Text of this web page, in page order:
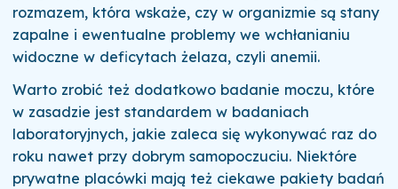
rozmazem, która wskaże, czy w organizmie są stany
zapalne i ewentualne problemy we wchłanianiu
widoczne w deficytach żelaza, czyli anemii.
Warto zrobić też dodatkowo badanie moczu, które
w zasadzie jest standardem w badaniach
laboratoryjnych, jakie zaleca się wykonywać raz do
roku nawet przy dobrym samopoczuciu. Niektóre
prywatne placówki mają też ciekawe pakiety badań